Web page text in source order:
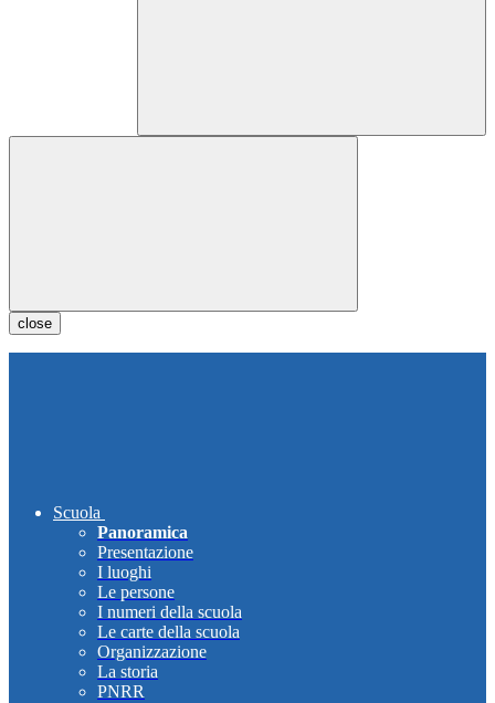
close
Scuola
Panoramica
Presentazione
I luoghi
Le persone
I numeri della scuola
Le carte della scuola
Organizzazione
La storia
PNRR